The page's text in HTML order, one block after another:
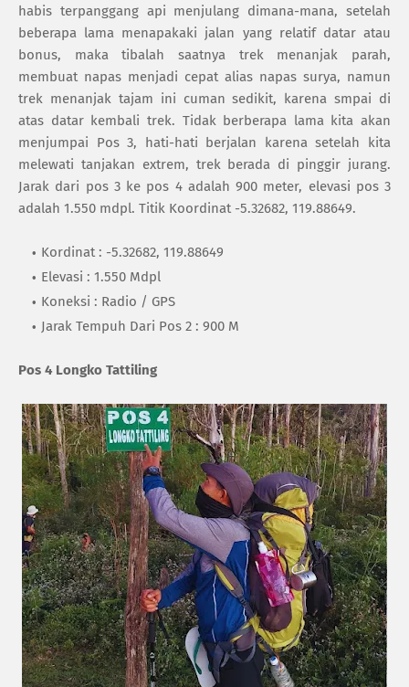
habis terpanggang api menjulang dimana-mana, setelah
beberapa lama menapakaki jalan yang relatif datar atau
bonus, maka tibalah saatnya trek menanjak parah,
membuat napas menjadi cepat alias napas surya, namun
trek menanjak tajam ini cuman sedikit, karena smpai di
atas datar kembali trek. Tidak berberapa lama kita akan
menjumpai Pos 3, hati-hati berjalan karena setelah kita
melewati tanjakan extrem, trek berada di pinggir jurang.
Jarak dari pos 3 ke pos 4 adalah 900 meter, elevasi pos 3
adalah 1.550 mdpl. Titik Koordinat -5.32682, 119.88649.
Kordinat : -5.32682, 119.88649
Elevasi : 1.550 Mdpl
Koneksi : Radio / GPS
Jarak Tempuh Dari Pos 2 : 900 M
Pos 4 Longko Tattiling